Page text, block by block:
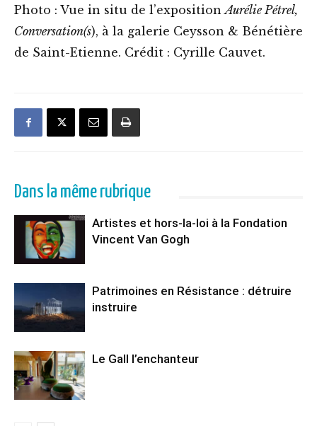
Photo : Vue in situ de l’expositionAurélie Pétrel,
Conversation(s), à la galerie Ceysson & Bénétière
de Saint-Etienne. Crédit : Cyrille Cauvet.
Dans la même rubrique
Artistes et hors-la-loi à la Fondation
Vincent Van Gogh
Patrimoines en Résistance : détruire
instruire
Le Gall l’enchanteur